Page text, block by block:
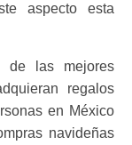
aspecto esta
de las mejores
regalos
en México
navideñas